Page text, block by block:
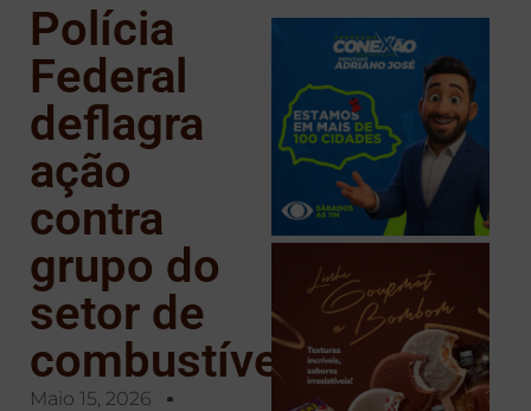
Polícia
Federal
deflagra
ação
contra
grupo do
setor de
combustíveis
Maio 15, 2026